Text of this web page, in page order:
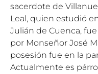
sacerdote de
Leal, quien estudió
Julián de Cuenca,
por Monseñor José
posesión fue en la
Actualmente es